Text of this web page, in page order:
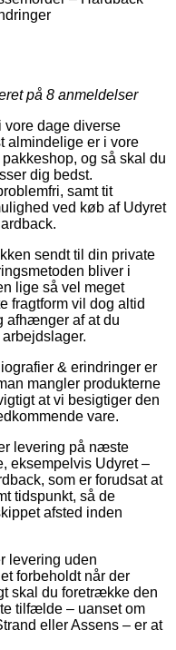
på 8 anmeldelser
vore dage diverse
almindelige er i vore
og så skal du
dig bedst.
samt tit
ved køb af Udyret
sendt til din private
bliver i
lige så vel meget
fragtform vil dog altid
afhænger af at du
& erindringer er
mangler produkterne
at vi besigtiger den
vare.
levering på næste
eksempelvis Udyret –
som er forudsat at
tidspunkt, så de
afsted inden
levering uden
forbeholdt når der
skal du foretrække den
tilfælde – uanset om
eller Assens – er at